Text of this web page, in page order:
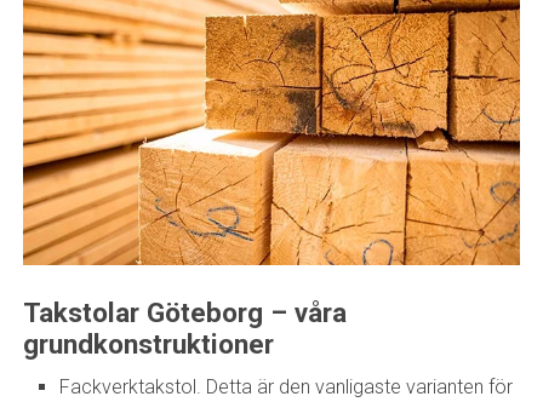
Takstolar Göteborg – våra
grundkonstruktioner
Fackverktakstol. Detta är den vanligaste varianten för